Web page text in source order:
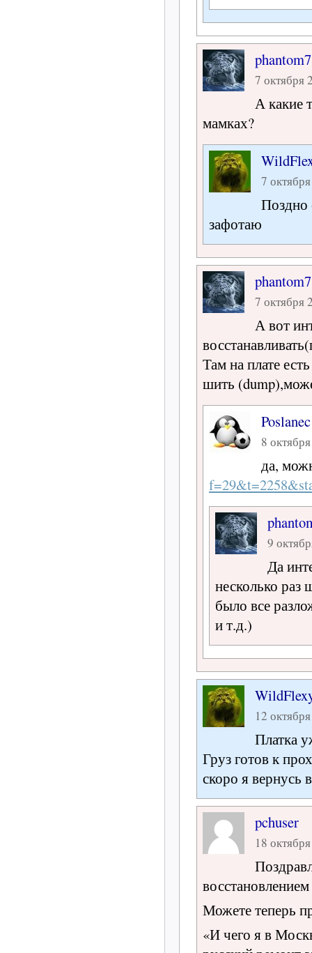
phantom7
7 октября
А какие
мамках?
7
Поздно
зафотаю
phantom7
7 октября
А вот
Там на плате
шить
Poslanec
8
да,
9
Да
несколько раз
было все
и т.д.)
12
Платка
Груз готов к
скоро я вернусь
pchuser
18
Можете теперь
«И чего я в